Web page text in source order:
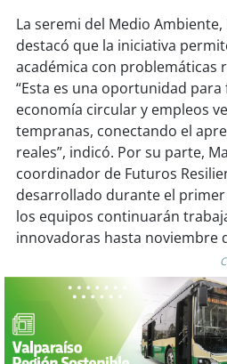
La seremi del Medio Ambiente,
destacó que la iniciativa
académica con problemáticas
“Esta es una oportunidad
economía circular y empleos
tempranas, conectando el
reales”, indicó. Por su parte,
coordinador de Futuros
desarrollado durante el
los equipos continuarán
innovadoras hasta noviembre